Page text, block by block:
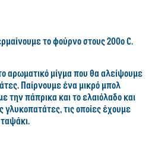
το φούρνο στους 200ο C.
αρωματικό μίγμα που θα αλείψουμε
Παίρνουμε ένα μικρό μπολ
την πάπρικα και το ελαιόλαδο και
γλυκοπατάτες, τις οποίες έχουμε